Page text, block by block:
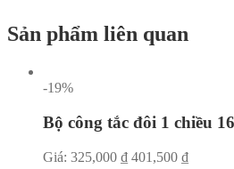
Sản phẩm liên quan
-19%
Bộ công tắc đôi 1 chiều
Giá: 325,000 ₫ 401,500 ₫